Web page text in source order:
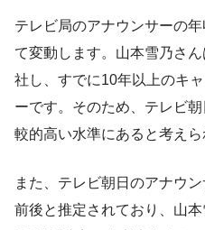
テレビ局のアナウンサーの
て変動します。山本雪乃さ
社し、すでに10年以上のキ
ーです。そのため、テレビ
較的高い水準にあると考えら
また、テレビ朝日のアナウ
前後と推定されており、山本